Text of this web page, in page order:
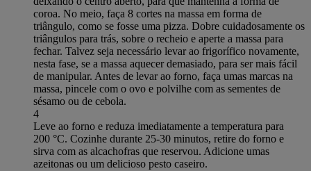
coroa. No meio, faça 8 cortes na massa em forma de
triângulo, como se fosse uma pizza. Dobre cuidadosamente os
triângulos para trás, sobre o recheio e aperte a massa para
fechar. Talvez seja necessário levar ao frigorífico novamente,
nesta fase, se a massa aquecer demasiado, para ser mais fácil
de manipular. Antes de levar ao forno, faça umas marcas na
massa, pincele com o ovo e polvilhe com as sementes de
sésamo ou de cebola.
4
Leve ao forno e reduza imediatamente a temperatura para
200 °C. Cozinhe durante 25-30 minutos, retire do forno e
sirva com as alcachofras que reservou. Adicione umas
azeitonas ou um delicioso pesto caseiro.